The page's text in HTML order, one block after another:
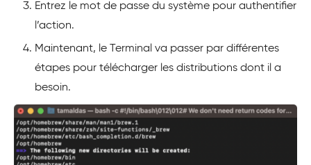
Entrez le mot de passe du système pour authentifier
l’action.
Maintenant, le Terminal va passer par différentes
étapes pour télécharger les distributions dont il a
besoin.